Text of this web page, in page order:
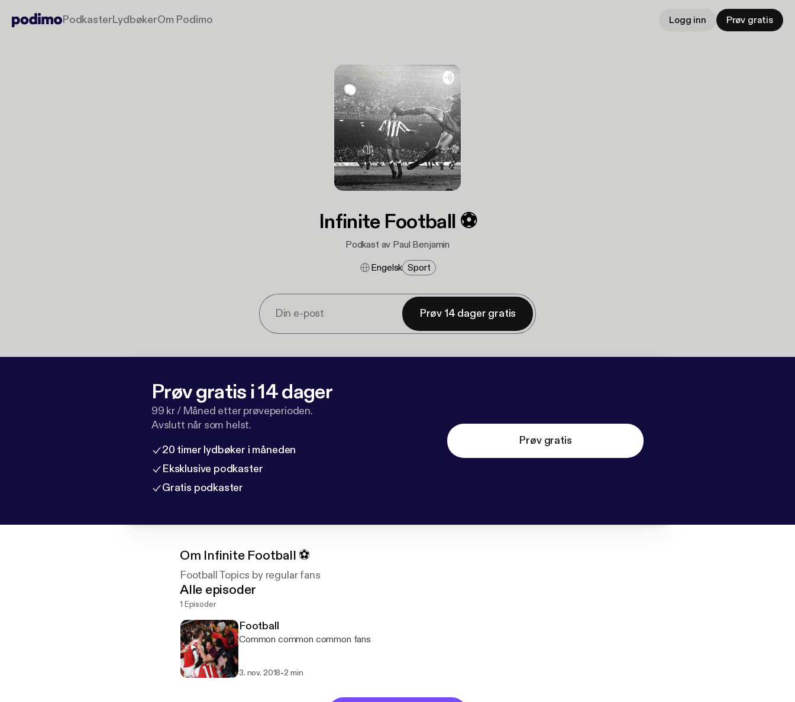
PodkasterLydbøkerOm Podimo Logg inn Prøv gratis
Infinite Football ⚽️
Podkast av Paul Benjamin
Engelsk Sport
Prøv 14 dager gratis
Prøv gratis i 14 dager
99 kr / Måned etter prøveperioden.
Avslutt når som helst.
20 timer lydbøker i måneden
Eksklusive podkaster
Gratis podkaster
Prøv gratis
Om Infinite Football ⚽️
Football Topics by regular fans
Alle episoder
1 Episoder
Football
Common common common fans
3. nov. 2018-2 min